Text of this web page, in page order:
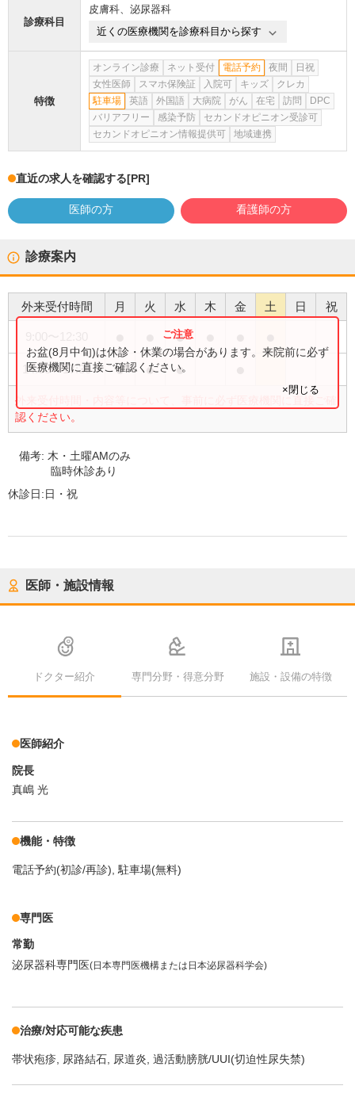
診療科目
皮膚科、 泌尿器科
近くの医療機関を診療科目から探す
特徴
オンライン診療 ネット受付 電話予約 夜間
日祝
女性医師
スマホ保険証 入院可 キッズ
クレカ
駐車場
英語 外国語 大病院 がん 在宅 訪問
DPC
バリアフリー
感染予防
セカンドオピニオン受診可
セカンドオピニオン情報提供可
地域連携
直近の求人を確認する[PR]
医師の方 看護師の方
診療案内
外来受付時間 月 火 水 木 金 土 日 祝
●
14:00〜17:30 ● ● ●
外来受付時間・内容等について、事前に必ず医療機関に直接ご確
認ください。
お盆(8月中旬)は休診・休業の場合があります。来院前に必ず
医療機関に直接ご確認ください。
×閉じる
備考: 木・土曜AMのみ
臨時休診あり
休診日:日・祝
医師・施設情報
ドクター紹介 専門分野・得意分野 施設・設備の特徴
医師紹介
院長
真嶋 光
機能・特徴
電話予約(初診/再診) 駐車場(無料)
専門医
常勤
泌尿器科専門医(日本専門医機構または日本泌尿器科学会)
治療/対応可能な疾患
帯状疱疹 尿路結石 尿道炎 過活動膀胱/UUI(切迫性尿失禁)